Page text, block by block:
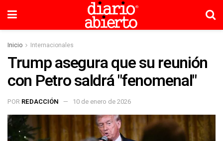
Inicio Internacionales
Trump asegura que su reunión
con Petro saldrá "fenomenal"
POR REDACCIÓN 10 de enero de 2026